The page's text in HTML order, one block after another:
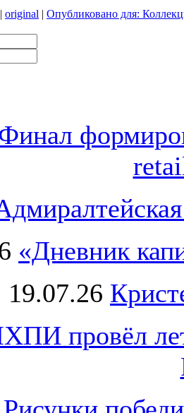
| original | Опубликовано для:
«Дневник
19.07.26
провёл